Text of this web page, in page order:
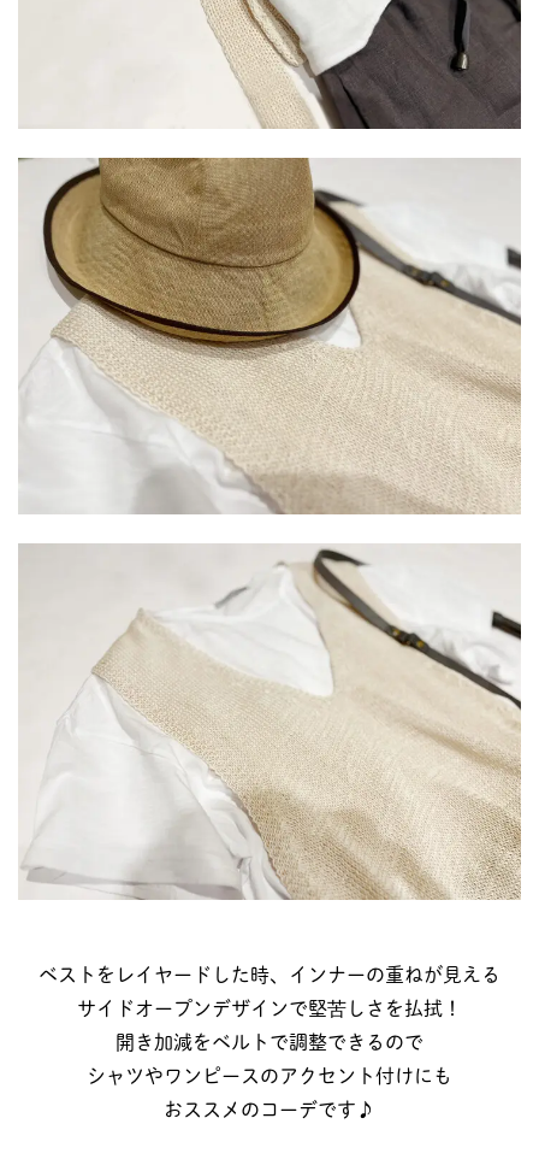
ベストをレイヤードした時、インナーの重ねが見える
サイドオープンデザインで堅苦しさを払拭！
開き加減をベルトで調整できるので
シャツやワンピースのアクセント付けにも
おススメのコーデです♪